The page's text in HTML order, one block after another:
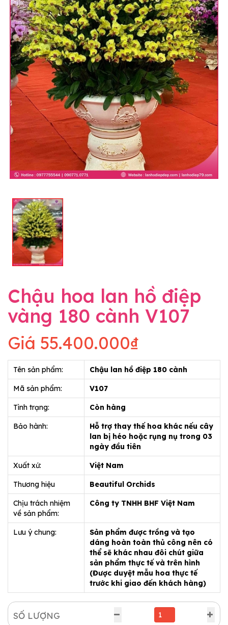
Chậu hoa lan hồ điệp
vàng 180 cành V107
Giá 55.400.000₫
Tên sản phẩm: Chậu lan hồ điệp 180 cành
Mã sản phẩm: V107
Tình trạng: Còn hàng
Bảo hành:
Hỗ trợ thay thế hoa khác nếu cây
lan bị héo hoặc rụng nụ trong 03
ngày đầu tiên
Xuất xứ: Việt Nam
Thương hiệu Beautiful Orchids
Chịu trách nhiệm
về sản phẩm:
Công ty TNHH BHF Việt Nam
Lưu ý chung:
Sản phẩm được trồng và tạo
dáng hoàn toàn thủ công nên có
thể sẽ khác nhau đôi chút giữa
sản phẩm thực tế và trên hình
(Được duyệt mẫu hoa thực tế
trước khi giao đến khách hàng)
SỐ LƯỢNG